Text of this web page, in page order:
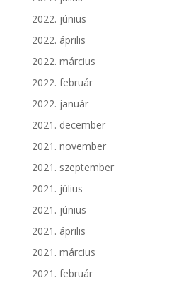
2022. június
2022. április
2022. március
2022. február
2022. január
2021. december
2021. november
2021. szeptember
2021. július
2021. június
2021. április
2021. március
2021. február